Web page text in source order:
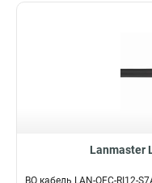
Lanmaster
ВО кабель LAN-OFC-RI12-